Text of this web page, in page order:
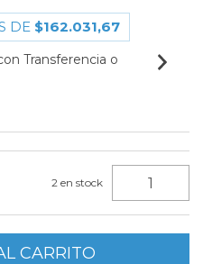
DE $162.031,67
Transferencia o
2 en stock